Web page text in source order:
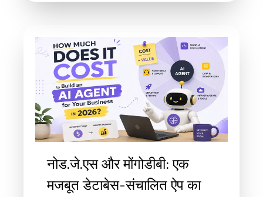
नोड.जे.एस और मोंगोडीबी: एक
मजबूत डेटाबेस-संचालित ऐप का